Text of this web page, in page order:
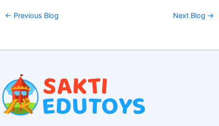
← Previous Blog Next Blog →